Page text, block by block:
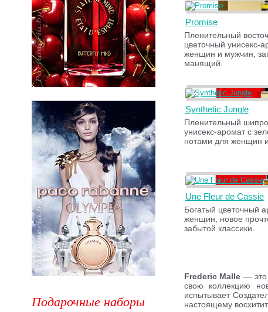
Promise
Пленительный
цветочный унисекс-
женщин и мужчин,
манящий.
Synthetic Jungle
Пленительный
унисекс-аромат с
нотами для женщин
Une Fleur de Cassie
Богатый цветочный
женщин, новое
забытой классики.
Frederic Malle — это
свою коллекцию
испытывает
настоящему
Подарочные наборы